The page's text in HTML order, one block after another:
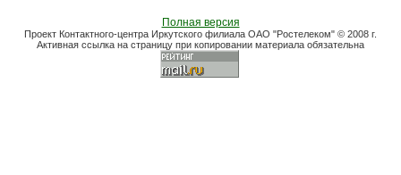
Полная версия
Проект Контактного-центра Иркутского филиала ОАО "Ростелеком" © 2008 г.
Активная ссылка на страницу при копировании материала обязательна